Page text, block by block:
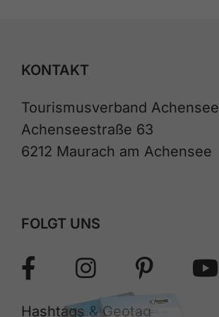
KONTAKT
Tourismusverband Achensee
Achenseestraße 63
6212 Maurach am Achensee
FOLGT UNS
Hashtags & Geotag